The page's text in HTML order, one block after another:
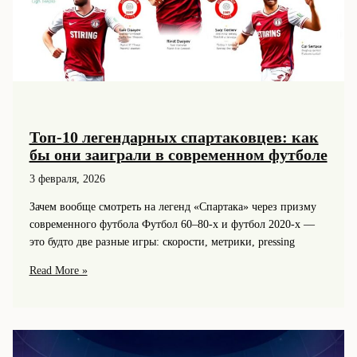
Топ-10 легендарных спартаковцев: как
бы они заиграли в современном футболе
3 февраля, 2026
Зачем вообще смотреть на легенд «Спартака» через призму
современного футбола Футбол 60–80-х и футбол 2020-х —
это будто две разные игры: скорости, метрики, pressing
Топ-10
Read More »